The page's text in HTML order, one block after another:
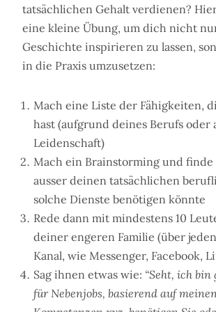
tatsächlichen Gehalt verdienen?
eine kleine Übung, um dich nicht
Geschichte inspirieren zu lassen,
in die Praxis umzusetzen:
Mach eine Liste der Fähigkeiten,
hast (aufgrund deines Berufs oder
Leidenschaft)
Mach ein Brainstorming und finde
ausser deinen tatsächlichen
solche Dienste benötigen könnte
Rede dann mit mindestens 10
deiner engeren Familie (über
Kanal, wie Messenger, Facebook,
Sag ihnen etwas wie: “Seht, ich bin
für Nebenjobs, basierend auf